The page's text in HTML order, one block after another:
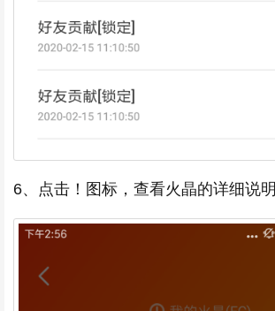
6、点击！图标，查看火晶的详细说明